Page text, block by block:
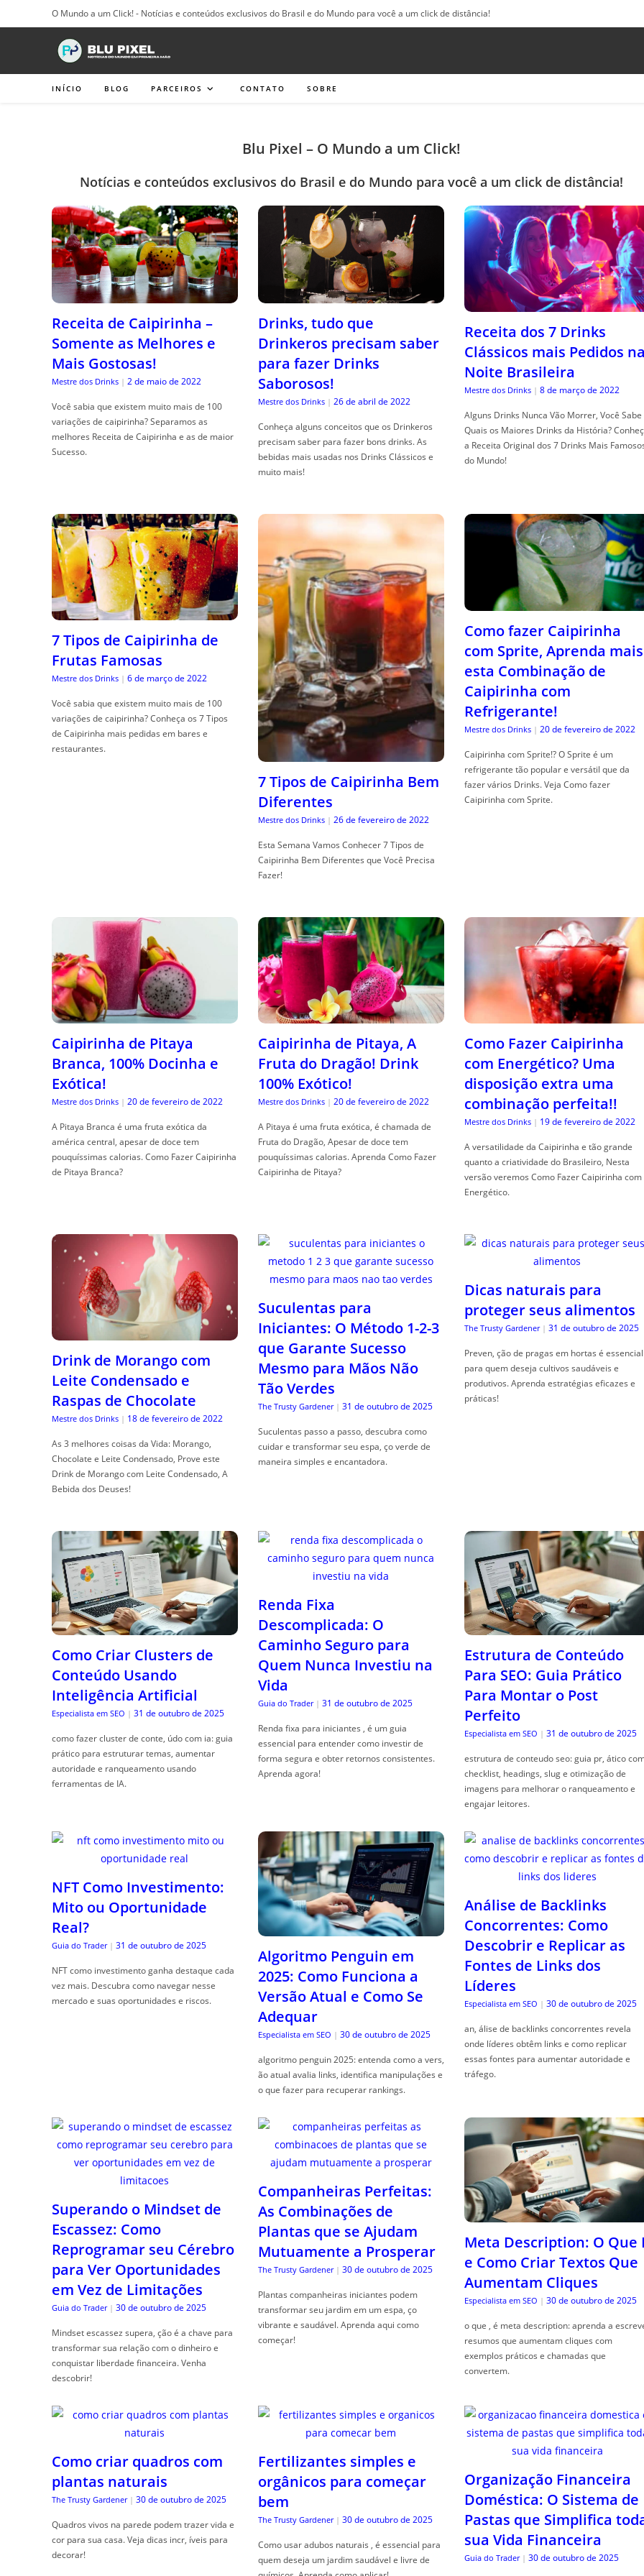
para
O Mundo a um Click! - Notícias e conteúdos exclusivos do Brasil e do Mundo para você a um click de distância!
INÍCIO BLOG PARCEIROS CONTATO SOBRE
Blu Pixel – O Mundo a um Click!
Notícias e conteúdos exclusivos do Brasil e do Mundo para você a um click de distância!
Receita de Caipirinha –
Somente as Melhores e
Mais Gostosas!
Mestre dos Drinks | 2 de maio de 2022
Você sabia que existem muito mais de 100
variações de caipirinha? Separamos as
melhores Receita de Caipirinha e as de maior
Sucesso.
Drinks, tudo que
Drinkeros precisam saber
para fazer Drinks
Saborosos!
Mestre dos Drinks | 26 de abril de 2022
Conheça alguns conceitos que os Drinkeros
precisam saber para fazer bons drinks. As
bebidas mais usadas nos Drinks Clássicos e
muito mais!
Receita dos 7 Drinks
Clássicos mais Pedidos
Noite Brasileira
Mestre dos Drinks | 8 de março de 2022
Alguns Drinks Nunca Vão Morrer, Você Sabe
Quais os Maiores Drinks da História?
a Receita Original dos 7 Drinks Mais
do Mundo!
7 Tipos de Caipirinha de
Frutas Famosas
Mestre dos Drinks | 6 de março de 2022
Você sabia que existem muito mais de 100
variações de caipirinha? Conheça os 7 Tipos
de Caipirinha mais pedidas em bares e
restaurantes.
7 Tipos de Caipirinha Bem
Diferentes
Mestre dos Drinks | 26 de fevereiro de 2022
Esta Semana Vamos Conhecer 7 Tipos de
Caipirinha Bem Diferentes que Você Precisa
Fazer!
Como fazer Caipirinha
com Sprite, Aprenda mais
esta Combinação de
Caipirinha com
Refrigerante!
Mestre dos Drinks | 20 de fevereiro de 2022
Caipirinha com Sprite!? O Sprite é um
refrigerante tão popular e versátil que da
fazer vários Drinks. Veja Como fazer
Caipirinha com Sprite.
Caipirinha de Pitaya
Branca, 100% Docinha e
Exótica!
Mestre dos Drinks | 20 de fevereiro de 2022
A Pitaya Branca é uma fruta exótica da
américa central, apesar de doce tem
pouquíssimas calorias. Como Fazer Caipirinha
de Pitaya Branca?
Caipirinha de Pitaya, A
Fruta do Dragão! Drink
100% Exótico!
Mestre dos Drinks | 20 de fevereiro de 2022
A Pitaya é uma fruta exótica, é chamada de
Fruta do Dragão, Apesar de doce tem
pouquíssimas calorias. Aprenda Como Fazer
Caipirinha de Pitaya?
Como Fazer Caipirinha
com Energético? Uma
disposição extra uma
combinação perfeita!!
Mestre dos Drinks | 19 de fevereiro de 2022
A versatilidade da Caipirinha e tão grande
quanto a criatividade do Brasileiro, Nesta
versão veremos Como Fazer Caipirinha com
Energético.
Drink de Morango com
Leite Condensado e
Raspas de Chocolate
Mestre dos Drinks | 18 de fevereiro de 2022
As 3 melhores coisas da Vida: Morango,
Chocolate e Leite Condensado, Prove este
Drink de Morango com Leite Condensado, A
Bebida dos Deuses!
Suculentas para
Iniciantes: O Método 1-2-3
que Garante Sucesso
Mesmo para Mãos Não
Tão Verdes
The Trusty Gardener | 31 de outubro de 2025
Suculentas passo a passo, descubra como
cuidar e transformar seu espa, ço verde de
maneira simples e encantadora.
Dicas naturais para
proteger seus alimentos
The Trusty Gardener | 31 de outubro de 2025
Preven, ção de pragas em hortas é essencial
para quem deseja cultivos saudáveis e
produtivos. Aprenda estratégias eficazes e
práticas!
Como Criar Clusters de
Conteúdo Usando
Inteligência Artificial
Especialista em SEO | 31 de outubro de 2025
como fazer cluster de conte, údo com ia: guia
prático para estruturar temas, aumentar
autoridade e ranqueamento usando
ferramentas de IA.
Renda Fixa
Descomplicada: O
Caminho Seguro para
Quem Nunca Investiu na
Vida
Guia do Trader | 31 de outubro de 2025
Renda fixa para iniciantes , é um guia
essencial para entender como investir de
forma segura e obter retornos consistentes.
Aprenda agora!
Estrutura de Conteúdo
Para SEO: Guia Prático
Para Montar o Post
Perfeito
Especialista em SEO | 31 de outubro de 2025
estrutura de conteudo seo: guia pr, ático
checklist, headings, slug e otimização de
imagens para melhorar o ranqueamento e
engajar leitores.
NFT Como Investimento:
Mito ou Oportunidade
Real?
Guia do Trader | 31 de outubro de 2025
NFT como investimento ganha destaque cada
vez mais. Descubra como navegar nesse
mercado e suas oportunidades e riscos.
Algoritmo Penguin em
2025: Como Funciona a
Versão Atual e Como Se
Adequar
Especialista em SEO | 30 de outubro de 2025
algoritmo penguin 2025: entenda como a vers,
ão atual avalia links, identifica manipulações e
o que fazer para recuperar rankings.
Análise de Backlinks
Concorrentes: Como
Descobrir e Replicar as
Fontes de Links dos
Líderes
Especialista em SEO | 30 de outubro de 2025
an, álise de backlinks concorrentes revela
onde líderes obtêm links e como replicar
essas fontes para aumentar autoridade e
tráfego.
Superando o Mindset de
Escassez: Como
Reprogramar seu Cérebro
para Ver Oportunidades
em Vez de Limitações
Guia do Trader | 30 de outubro de 2025
Mindset escassez supera, ção é a chave para
transformar sua relação com o dinheiro e
conquistar liberdade financeira. Venha
descobrir!
Companheiras Perfeitas:
As Combinações de
Plantas que se Ajudam
Mutuamente a Prosperar
The Trusty Gardener | 30 de outubro de 2025
Plantas companheiras iniciantes podem
transformar seu jardim em um espa, ço
vibrante e saudável. Aprenda aqui como
começar!
Meta Description: O Que
e Como Criar Textos Que
Aumentam Cliques
Especialista em SEO | 30 de outubro de 2025
o que , é meta description: aprenda a
resumos que aumentam cliques com
exemplos práticos e chamadas que
convertem.
Como criar quadros com
plantas naturais
The Trusty Gardener | 30 de outubro de 2025
Quadros vivos na parede podem trazer vida e
cor para sua casa. Veja dicas incr, íveis para
decorar!
Fertilizantes simples e
orgânicos para começar
bem
The Trusty Gardener | 30 de outubro de 2025
Como usar adubos naturais , é essencial para
quem deseja um jardim saudável e livre de
Organização Financeira
Doméstica: O Sistema de
Pastas que Simplifica
sua Vida Financeira
Guia do Trader | 30 de outubro de 2025